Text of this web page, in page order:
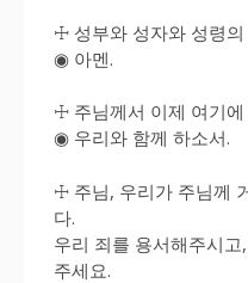
☩ 성부와 성자와 성령의
◉ 아멘.
☩ 주님께서 이제 여기에
◉ 우리와 함께 하소서.
☩ 주님, 우리가 주님께
다.
우리 죄를 용서해주시
주세요.